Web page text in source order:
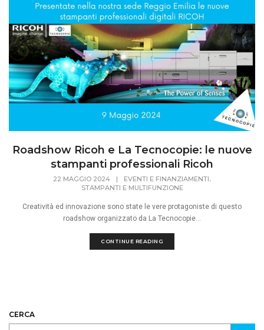
Roadshow Ricoh e La Tecnocopie: le nuove
stampanti professionali Ricoh
22 MAGGIO 2024 | EVENTI E FINANZIAMENTI,
STAMPANTI E MULTIFUNZIONE
Creatività ed innovazione sono state le vere protagoniste di questo
roadshow organizzato da La Tecnocopie...
CONTINUE READING
CERCA